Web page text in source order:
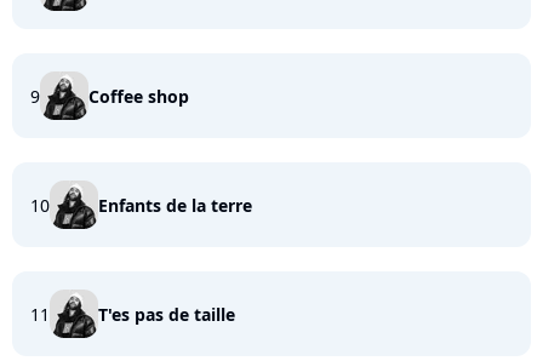
9 Coffee shop
10 Enfants de la terre
11 T'es pas de taille